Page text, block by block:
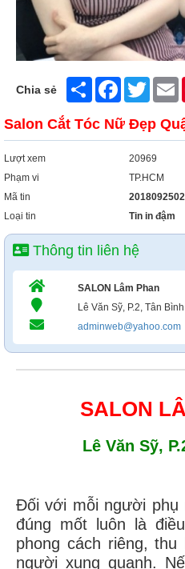
Chia sẻ Share FacebookTwitter
Salon Cắt Tóc Nữ Đẹp
Lượt xem
20969
Phạm vi
TP.HCM
Mã tin
2018092502
Loại tin
Tin in đậm
Thông tin liên hệ
SALON Lâm Phan
Lê Văn Sỹ, P.2, Tân Bình
adminweb@yahoo.com
SALON
Lê Văn Sỹ,
Đối với mỗi người phụ
đúng mốt luôn là
phong cách riêng,
người xung quanh.